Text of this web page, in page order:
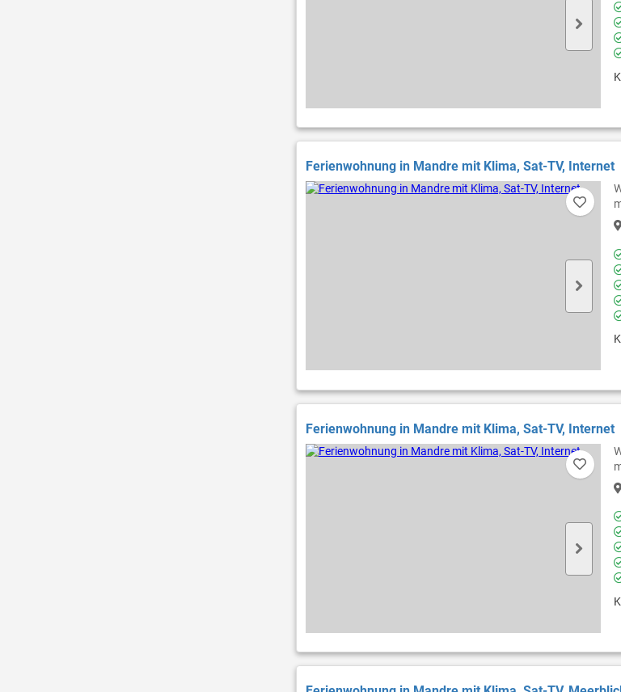
Ferienwohnung in Mandre mit Klima, Sat-TV, Internet
Ferienwohnung in Mandre mit Klima, Sat-TV, Internet